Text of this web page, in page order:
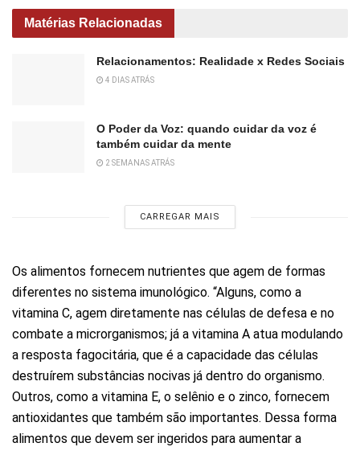
Matérias Relacionadas
Relacionamentos: Realidade x Redes Sociais
4 DIAS ATRÁS
O Poder da Voz: quando cuidar da voz é
também cuidar da mente
2 SEMANAS ATRÁS
CARREGAR MAIS
Os alimentos fornecem nutrientes que agem de formas
diferentes no sistema imunológico. “Alguns, como a
vitamina C, agem diretamente nas células de defesa e no
combate a microrganismos; já a vitamina A atua modulando
a resposta fagocitária, que é a capacidade das células
destruírem substâncias nocivas já dentro do organismo.
Outros, como a vitamina E, o selênio e o zinco, fornecem
antioxidantes que também são importantes. Dessa forma
alimentos que devem ser ingeridos para aumentar a